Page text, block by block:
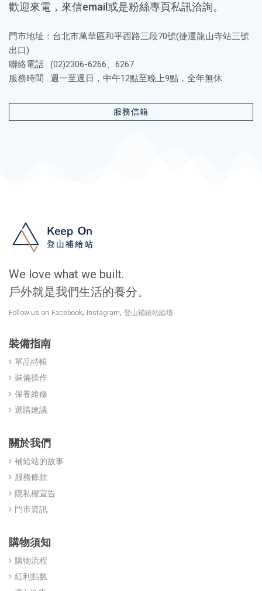
歡迎來電，來信email或是粉絲專頁私訊洽詢。
門市地址：台北市萬華區和平西路三段70號(捷運龍山寺站三號
出口)
聯絡電話 : (02)2306-6266、6267
服務時間 : 週一至週日，中午12點至晚上9點，全年無休
服務信箱
We love what we built.
戶外就是我們生活的養分。
Follow us on Facebook, Instagram, 登山補給站論壇
裝備指南
單品特輯
裝備操作
保養維修
選購建議
關於我們
補給站的故事
服務條款
隱私權宣告
門市資訊
購物須知
購物流程
紅利點數